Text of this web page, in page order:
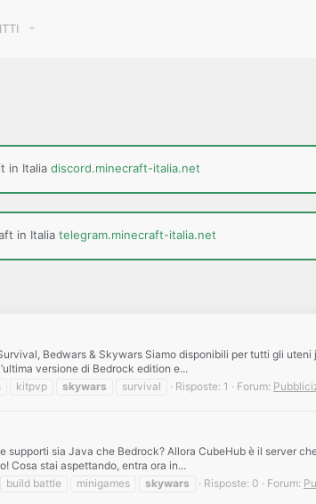
in Italia discord.minecraft-italia.net
in Italia telegram.minecraft-italia.net
Bedwars & Skywars Siamo disponibili per tutti gli uteni
versione di Bedrock edition e...
kitpvp skywars survival Risposte: 1 Forum:
sia Java che Bedrock? Allora CubeHub è il server
Cosa stai aspettando, entra ora in...
build battle minigames skywars Risposte: 0 Forum: